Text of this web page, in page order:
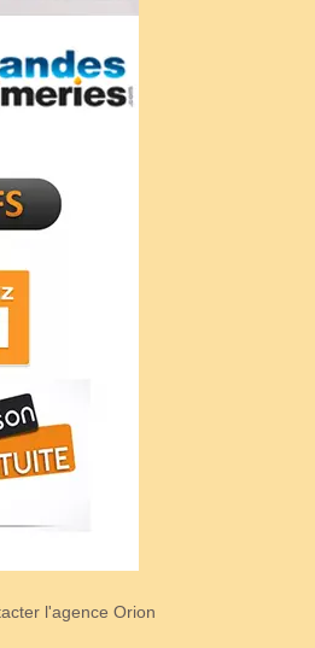
l'agence Orion